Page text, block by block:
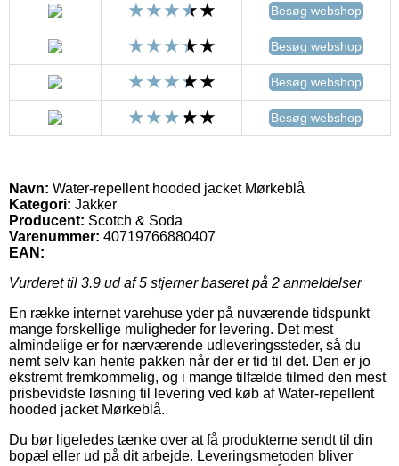
Besøg webshop
Besøg webshop
Besøg webshop
Besøg webshop
Navn: Water-repellent hooded jacket Mørkeblå
Kategori: Jakker
Producent: Scotch & Soda
Varenummer: 40719766880407
EAN:
Vurderet til 3.9 ud af 5 stjerner baseret på 2 anmeldelser
En række internet varehuse yder på nuværende tidspunkt
mange forskellige muligheder for levering. Det mest
almindelige er for nærværende udleveringssteder, så du
nemt selv kan hente pakken når der er tid til det. Den er jo
ekstremt fremkommelig, og i mange tilfælde tilmed den mest
prisbevidste løsning til levering ved køb af Water-repellent
hooded jacket Mørkeblå.
Du bør ligeledes tænke over at få produkterne sendt til din
bopæl eller ud på dit arbejde. Leveringsmetoden bliver